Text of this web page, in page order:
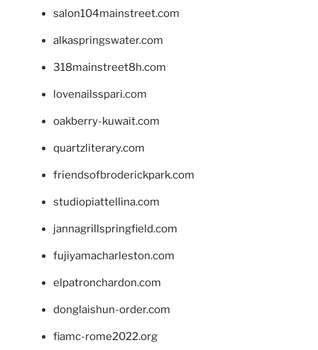
salon104mainstreet.com
alkaspringswater.com
318mainstreet8h.com
lovenailsspari.com
oakberry-kuwait.com
quartzliterary.com
friendsofbroderickpark.com
studiopiattellina.com
jannagrillspringfield.com
fujiyamacharleston.com
elpatronchardon.com
donglaishun-order.com
fiamc-rome2022.org